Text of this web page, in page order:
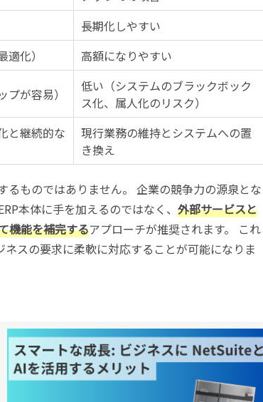
長期化しやすい
化） 高額になりやすい
が容易）
低い（システムのブラックボック
ス化、属人化のリスク）
と継続的な
現行業務の維持とシステムへの置
き換え
ものではありません。 企業の競争力の源泉とな
本体に手を加えるのではなく、 外部サービスと
機能を補完するアプローチが推奨されます。 これ
スの要求に柔軟に対応することが可能になりま